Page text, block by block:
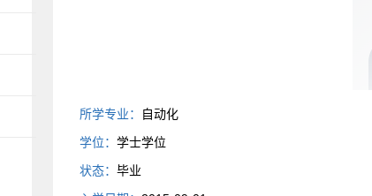
所学专业：
自动化
学位： 学士学位
状态： 毕业